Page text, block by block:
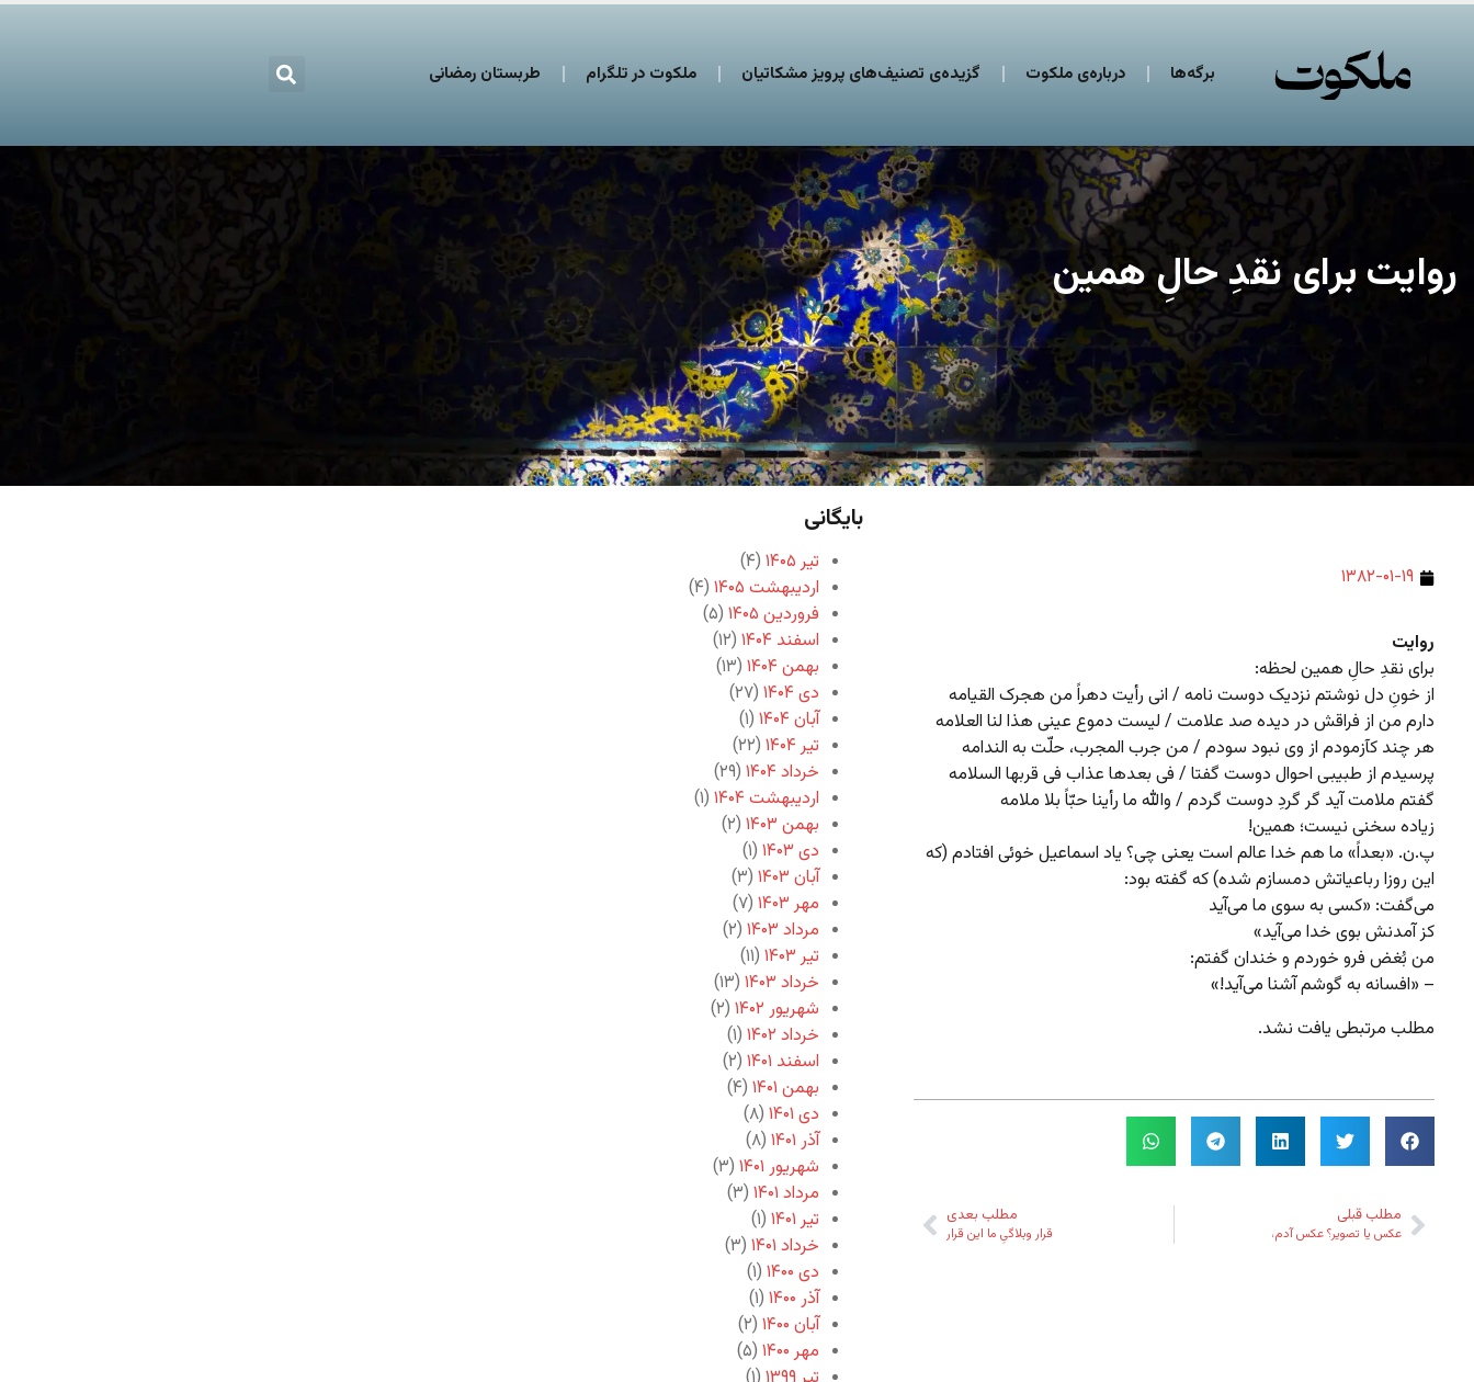
برگه‌ها درباره‌ی ملکوت گزیده‌ی تصنیف‌های پرویز مشکاتیان ملکوت در تلگرام طربستان رمضانی
روایت برای نقدِ حالِ همین
۱۳۸۲-۰۱-۱۹
روایت
برای نقدِ حالِ همین لحظه:
از خونِ دل نوشتم نزدیک دوست نامه / انی رأیت دهراً من هجرک القیامه
دارم من از فراقش در دیده صد علامت / لیست دموع عینی هذا لنا العلامه
هر چند کآزمودم از وی نبود سودم / من جرب المجرب، حلّت به الندامه
پرسیدم از طبیبی احوال دوست گفتا / فی بعدها عذاب فی قربها السلامه
گفتم ملامت آید گر گردِ دوست گردم / والله ما رأینا حبّاً بلا ملامه
زیاده سخنی نیست؛ همین!
پ.ن. «بعداً» ما هم خدا عالم است یعنی چی؟ یاد اسماعیل خوئی افتادم (که
این روزا رباعیاتش دمسازم شده) که گفته بود:
می‌گفت: «کسی به سوی ما می‌آید
کز آمدنش بوی خدا می‌آید»
من بُغض فرو خوردم و خندان گفتم:
– «افسانه به گوشم آشنا می‌آید!»
مطلب مرتبطی یافت نشد.
مطلب قبلی
عکس یا تصویر؟ عکس آدم،
مطلب بعدی
قرار وبلاگیِ ما این قرار
بایگانی
تیر ۱۴۰۵
(۴)
اردیبهشت ۱۴۰۵
(۴)
فروردین ۱۴۰۵
(۵)
اسفند ۱۴۰۴
(۱۲)
بهمن ۱۴۰۴
(۱۳)
دی ۱۴۰۴
(۲۷)
آبان ۱۴۰۴
(۱)
تیر ۱۴۰۴
(۲۲)
خرداد ۱۴۰۴
(۲۹)
اردیبهشت ۱۴۰۴
(۱)
بهمن ۱۴۰۳
(۲)
دی ۱۴۰۳
(۱)
آبان ۱۴۰۳
(۳)
مهر ۱۴۰۳
(۷)
مرداد ۱۴۰۳
(۲)
تیر ۱۴۰۳
(۱۱)
خرداد ۱۴۰۳
(۱۳)
شهریور ۱۴۰۲
(۲)
خرداد ۱۴۰۲
(۱)
اسفند ۱۴۰۱
(۲)
بهمن ۱۴۰۱
(۴)
دی ۱۴۰۱
(۸)
آذر ۱۴۰۱
(۸)
شهریور ۱۴۰۱
(۳)
مرداد ۱۴۰۱
(۳)
تیر ۱۴۰۱
(۱)
خرداد ۱۴۰۱
(۳)
دی ۱۴۰۰
(۱)
آذر ۱۴۰۰
(۱)
آبان ۱۴۰۰
(۲)
مهر ۱۴۰۰
(۵)